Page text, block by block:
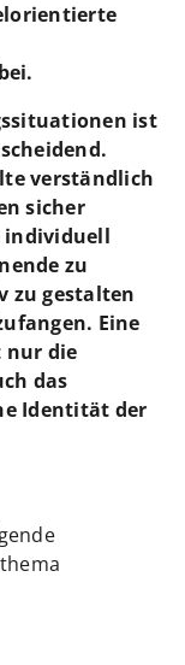
ist
verständlich
sicher
individuell
zu
zu gestalten
Eine
nur die
das
Identität der